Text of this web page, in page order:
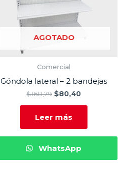
AGOTADO
Comercial
Góndola lateral – 2 bandejas
$160,79 $80,40
Leer más
WhatsApp